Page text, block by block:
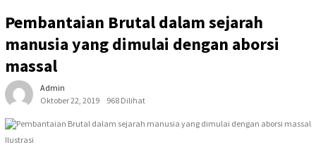
Pembantaian Brutal dalam sejarah
manusia yang dimulai dengan aborsi
massal
Admin
Oktober 22, 2019
968 Dilihat
Ilustrasi